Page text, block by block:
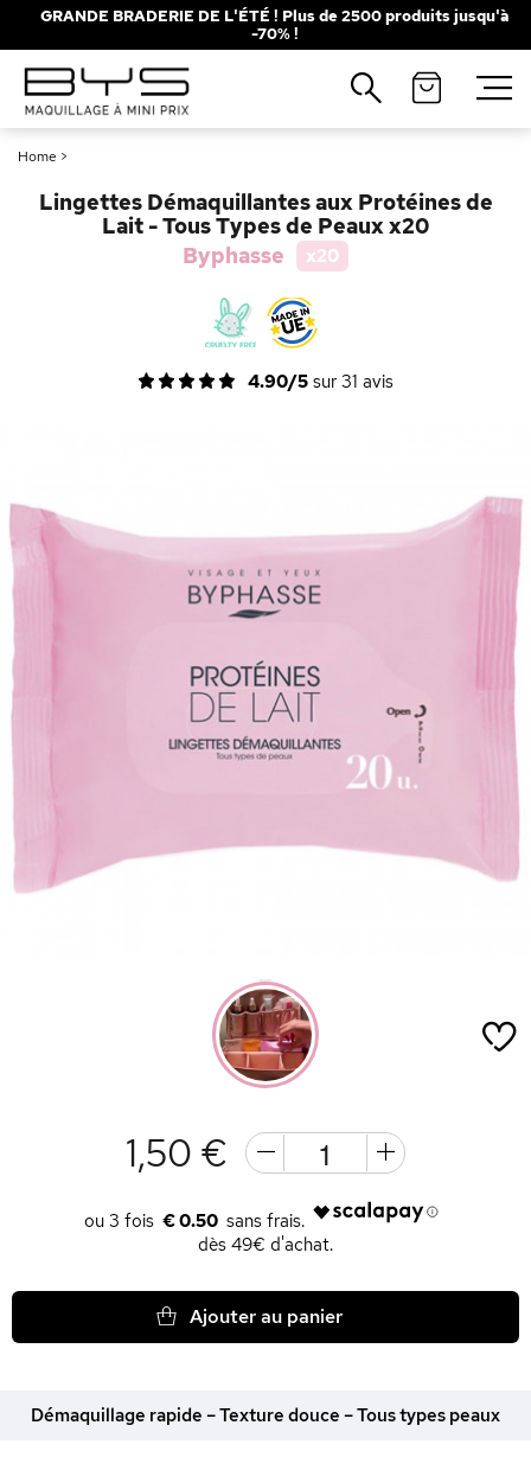
GRANDE BRADERIE DE L'ÉTÉ ! Plus de 2500 produits jusqu'à
-70% !
Home >
Lingettes Démaquillantes aux Protéines de
Lait - Tous Types de Peaux x20
Byphasse
x20
4.90/5 sur 31 avis
1,50 €
€ 0.50
dès 49€ d'achat.
Ajouter au panier
Démaquillage rapide – Texture douce – Tous types peaux
Fermer
Recherches populaires
Solaire
Brumes
Rouge à Lèvres
Fermer
Recherches populaires
Solaire
Brumes
Rouge à Lèvres